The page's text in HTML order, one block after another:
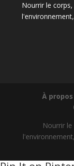
Nourrir le
À
Nourrir